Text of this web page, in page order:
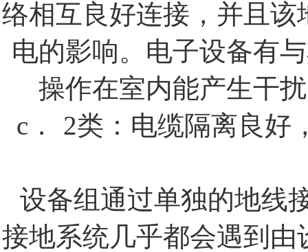
络相互良好连接，并且
电的影响。电子设备有
操作在室内能产生干
c．
2类：电缆隔离良好
设备组通过单独的地线
接地系统几乎都会遇到